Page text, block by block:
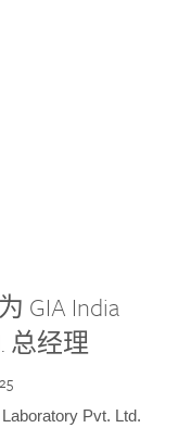
GIA India
总经理
Pvt. Ltd.